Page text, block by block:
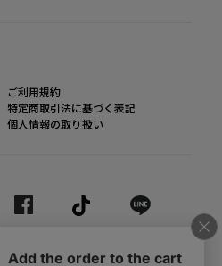
ご利用規約
特定商取引法に基づく表記
個人情報の取り扱い
通販【Alinoma】